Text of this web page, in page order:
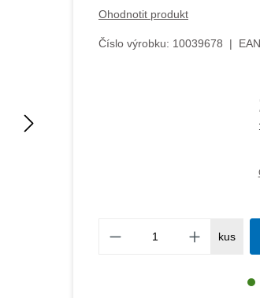
Ohodnotit produkt
Číslo výrobku: 10039678 |
kus